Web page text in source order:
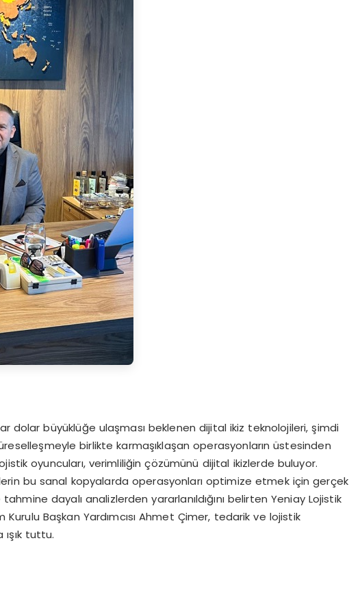
dolar büyüklüğe ulaşması beklenen dijital ikiz teknolojileri, şimdi
birlikte karmaşıklaşan operasyonların üstesinden
oyuncuları, verimliliğin çözümünü dijital ikizlerde buluyor.
bu sanal kopyalarda operasyonları optimize etmek için gerçek
dayalı analizlerden yararlanıldığını belirten Yeniay Lojistik
Başkan Yardımcısı Ahmet Çimer, tedarik ve lojistik
tuttu.